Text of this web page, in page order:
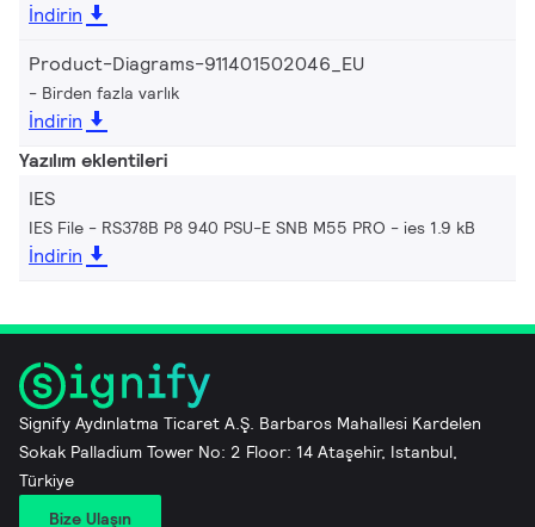
İndirin
Product-Diagrams-911401502046_EU
Birden fazla varlık
İndirin
Yazılım eklentileri
IES
IES File - RS378B P8 940 PSU-E SNB M55 PRO ies 1.9 kB
İndirin
Signify Aydınlatma Ticaret A.Ş. Barbaros Mahallesi Kardelen
Sokak Palladium Tower No: 2 Floor: 14 Ataşehir, Istanbul,
Türkiye
Bize Ulaşın